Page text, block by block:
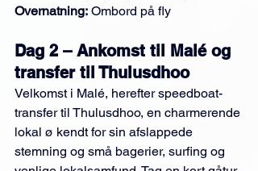
Overnatning: Ombord på fly
Dag 2 – Ankomst til Malé og
transfer til Thulusdhoo
Velkomst i Malé, herefter speedboat-
transfer til Thulusdhoo, en charmerende
lokal ø kendt for sin afslappede
stemning og små bagerier, surfing og